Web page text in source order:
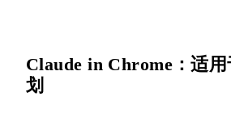
Claude in Chrome：适
划